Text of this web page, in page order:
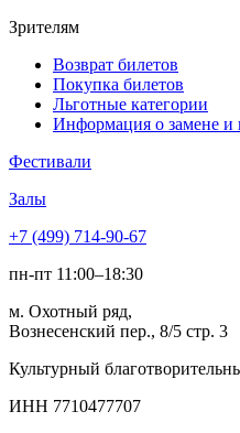
Зрителям
Возврат билетов
Покупка билетов
Льготные категории
Информация о замене и
Фестивали
Залы
+7 (499) 714-90-67
пн-пт 11:00–18:30
м. Охотный ряд,
Вознесенский пер., 8/5 стр. 3
Культурный
ИНН 7710477707